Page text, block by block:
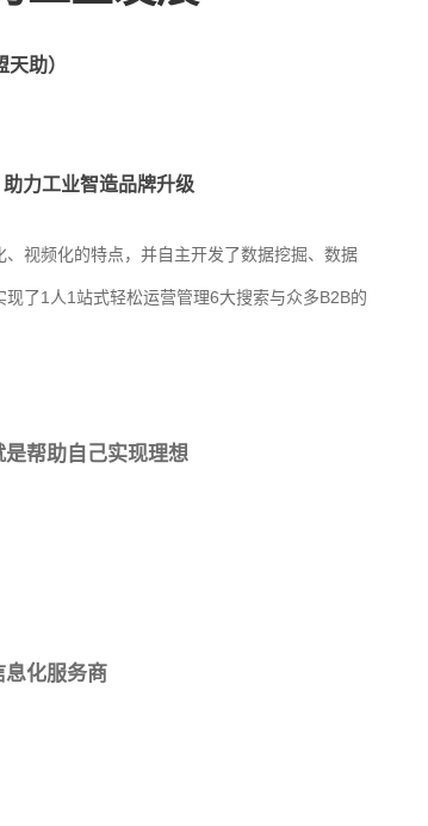
助）
力工业智造品牌升级
视频化的特点，并自主开发了数据挖掘、数据
了1人1站式轻松运营管理6大搜索与众多B2B的
帮助自己实现理想
化服务商